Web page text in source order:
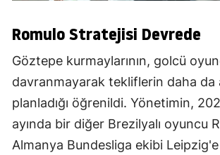
Romulo Stratejisi Devrede
Göztepe kurmaylarının, golcü
davranmayarak tekliflerin daha da
planladığı öğrenildi. Yönetimin,
ayında bir diğer Brezilyalı oyuncu
Almanya Bundesliga ekibi